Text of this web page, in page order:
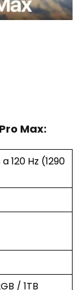
Max:
120 Hz (1290
/ 1TB